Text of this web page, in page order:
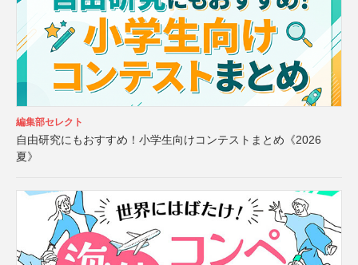
編集部セレクト
自由研究にもおすすめ！小学生向けコンテストまとめ《2026
夏》